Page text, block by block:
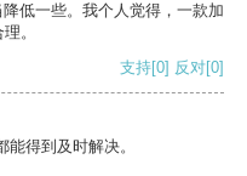
低一些。我个人觉得，一款加
。
支持[0] 反对[0]
得到及时解决。